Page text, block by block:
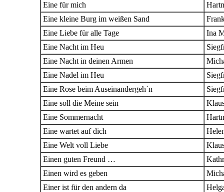
Eine für mich
Eine kleine Burg im weißen Sand
Eine Liebe für alle Tage
Ina
Eine Nacht im Heu
Eine Nacht in deinen Armen
Eine Nadel im Heu
Eine Rose beim Auseinandergeh´n
Eine soll die Meine sein
Eine Sommernacht
Eine wartet auf dich
Eine Welt voll Liebe
Einen guten Freund …
Einen wird es geben
Einer ist für den andern da